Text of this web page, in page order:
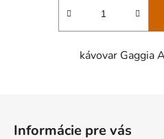
kávovar Gaggia
Informácie pre vás